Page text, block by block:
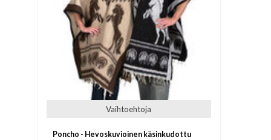
Vaihtoehtoja
Poncho - Hevoskuvioinen käsinkudottu